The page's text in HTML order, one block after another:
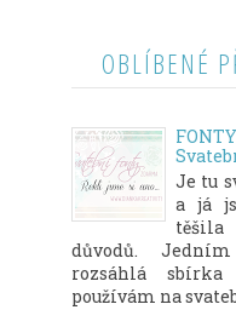
OBLÍBENÉ
Je tu
a já
důvodů.
rozsáhlá
používám na